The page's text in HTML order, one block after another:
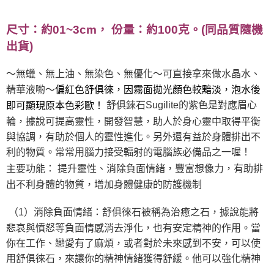
ATM付款
全家取貨付款
每筆NT$80，滿NT$3,000(含以上)免運費
7-11取貨付款
每筆NT$80，滿NT$3,000(含以上)免運費
賣家宅配幫您送（台灣）
每筆NT$80，滿NT$3,000(含以上)免運費
每筆NT$80，滿NT$3,000(含以上)免運費
付款後門市自取
免運費
尺寸：約01~3cm， 份量：約100克。(同品質隨機
出貨)
～無蠟、無上油、無染色、無優化～可直接拿來做水晶水、
精華液喲～偏紅色舒俱徠，因霧面拋光顏色較黯淡，泡水後
即可顯現原本色彩歐！ 舒俱錸石Sugilite的紫色是對應眉心
輪，據說可提高靈性，開發智慧，助人於身心靈中取得平衡
與協調，有助於個人的靈性進化。另外還有益於身體排出不
利的物質。常常用腦力接受輻射的電腦族必備品之一喔！
主要功能： 提升靈性、消除負面情緒， 豐富想像力， 有助排
出不利身體的物質，增加身體健康的防護機制
（1）消除負面情緒：舒俱徠石被稱為治癒之石，據說能將
悲哀與憤怒等負面情感消去淨化，也有安定精神的作用。當
你在工作、戀愛有了麻煩，或者對於未來感到不安，可以使
用舒俱徠石，來讓你的精神情緒獲得舒緩。他可以強化精神